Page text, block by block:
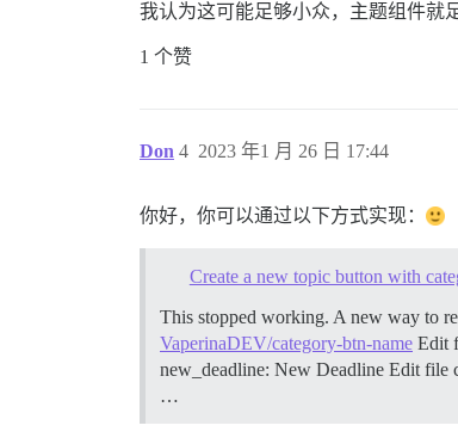
我认为这可能足够小众，主题组件就
1 个赞
Don 2023 年1 月 26 日 17:44
4
你好，你可以通过以下方式实现：
Create a new topic button with
This stopped working. A new way to
VaperinaDEV/category-btn-name Edit
new_deadline: New Deadline Edit file
…